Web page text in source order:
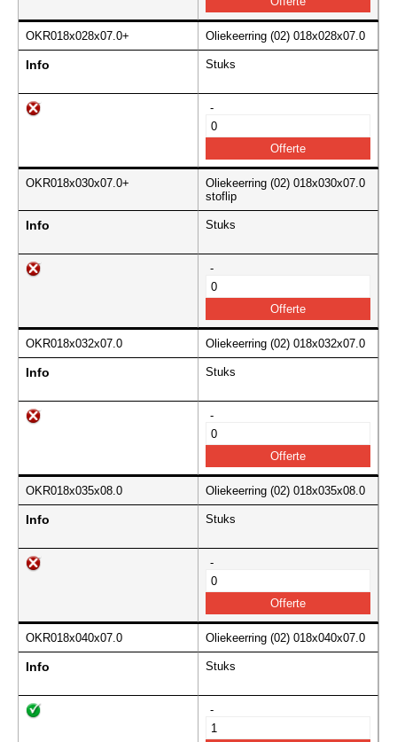
OKR018x028x07.0+ Oliekeerring (02) 018x028x07.0
Info Stuks
-
OKR018x030x07.0+
Oliekeerring (02) 018x030x07.0
stoflip
Info Stuks
-
OKR018x032x07.0 Oliekeerring (02) 018x032x07.0
Info Stuks
-
OKR018x035x08.0 Oliekeerring (02) 018x035x08.0
Info Stuks
-
OKR018x040x07.0 Oliekeerring (02) 018x040x07.0
Info Stuks
-